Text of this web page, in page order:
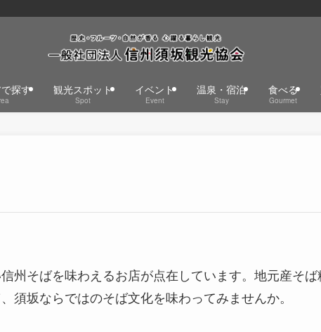
探す 観光スポット
Spot
イベント
Event
温泉・宿泊
Stay
食べる
Gourmet
州そばを味わえるお店が点在しています。地元産そ
須坂ならではのそば文化を味わってみませんか。